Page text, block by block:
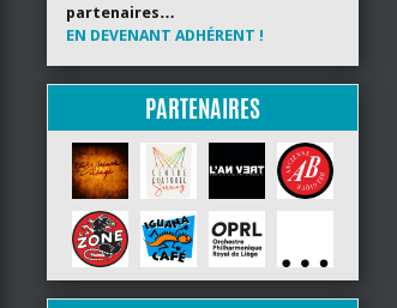
partenaires…
EN DEVENANT ADHÉRENT !
PARTENAIRES